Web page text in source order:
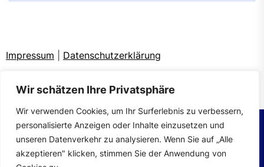
Wir schätzen Ihre Privatsphäre
Wir verwenden Cookies, um Ihr Surferlebnis zu verbessern,
personalisierte Anzeigen oder Inhalte einzusetzen und
unseren Datenverkehr zu analysieren. Wenn Sie auf „Alle
akzeptieren" klicken, stimmen Sie der Anwendung von
Impressum Datenschutzerklärung
Copyright © 2026wohntrends.All rights reserved.
Theme: Mahalo By